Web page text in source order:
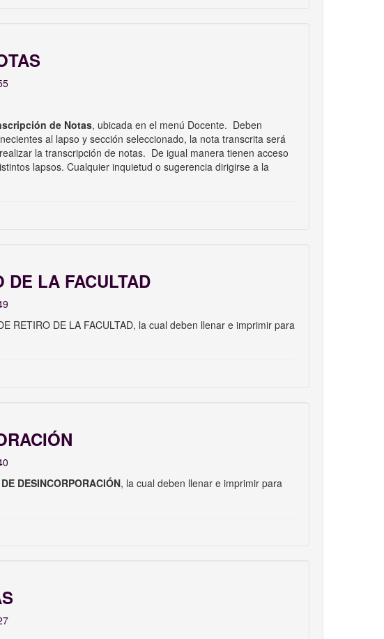
de Notas, ubicada en el menú Docente. Deben
al lapso y sección seleccionado, la nota transcrita será
la transcripción de notas. De igual manera tienen acceso
lapsos. Cualquier inquietud o sugerencia dirigirse a la
LA FACULTAD
RETIRO DE LA FACULTAD, la cual deben llenar e imprimir para
DESINCORPORACIÓN, la cual deben llenar e imprimir para